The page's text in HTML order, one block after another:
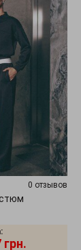
0 отзывов
грн.